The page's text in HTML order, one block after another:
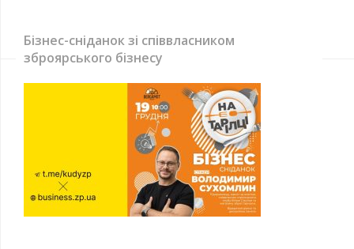
Бізнес-сніданок зі співвласником
зброярського бізнесу